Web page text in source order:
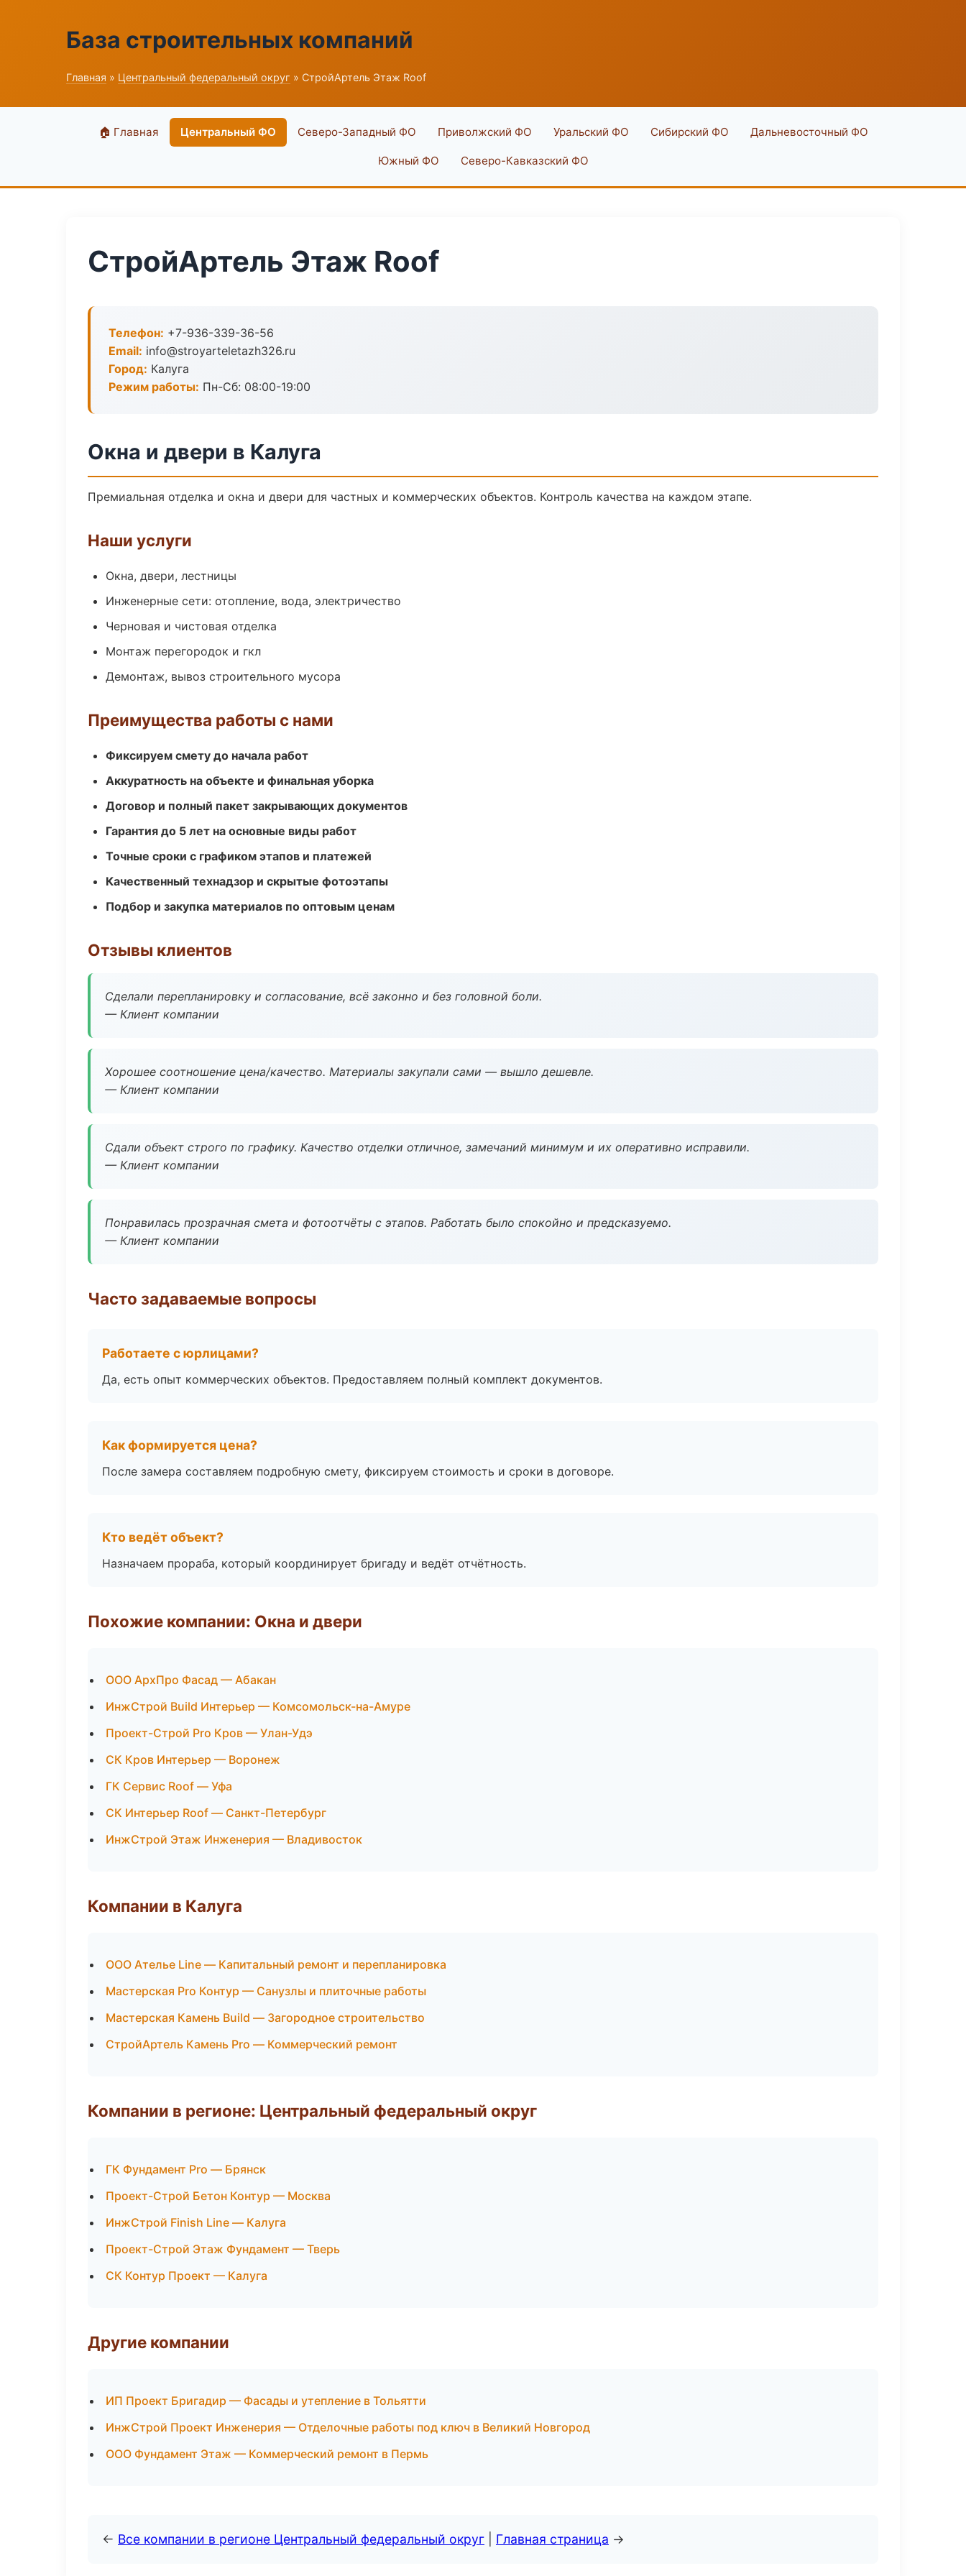
База строительных компаний
Главная » Центральный федеральный округ » СтройАртель Этаж Roof
🏠 Главная Центральный ФО Северо-Западный ФО Приволжский ФО Уральский ФО Сибирский ФО Дальневосточный ФО
Южный ФО Северо-Кавказский ФО
СтройАртель Этаж Roof
Телефон: +7-936-339-36-56
Email: info@stroyarteletazh326.ru
Город: Калуга
Режим работы: Пн-Сб: 08:00-19:00
Окна и двери в Калуга
Премиальная отделка и окна и двери для частных и коммерческих объектов. Контроль качества на каждом этапе.
Наши услуги
Окна, двери, лестницы
Инженерные сети: отопление, вода, электричество
Черновая и чистовая отделка
Монтаж перегородок и гкл
Демонтаж, вывоз строительного мусора
Преимущества работы с нами
Фиксируем смету до начала работ
Аккуратность на объекте и финальная уборка
Договор и полный пакет закрывающих документов
Гарантия до 5 лет на основные виды работ
Точные сроки с графиком этапов и платежей
Качественный технадзор и скрытые фотоэтапы
Подбор и закупка материалов по оптовым ценам
Отзывы клиентов
Сделали перепланировку и согласование, всё законно и без головной боли.
— Клиент компании
Хорошее соотношение цена/качество. Материалы закупали сами — вышло дешевле.
— Клиент компании
Сдали объект строго по графику. Качество отделки отличное, замечаний минимум и их оперативно исправили.
— Клиент компании
Понравилась прозрачная смета и фотоотчёты с этапов. Работать было спокойно и предсказуемо.
— Клиент компании
Часто задаваемые вопросы
Работаете с юрлицами?
Да, есть опыт коммерческих объектов. Предоставляем полный комплект документов.
Как формируется цена?
После замера составляем подробную смету, фиксируем стоимость и сроки в договоре.
Кто ведёт объект?
Назначаем прораба, который координирует бригаду и ведёт отчётность.
Похожие компании: Окна и двери
ООО АрхПро Фасад — Абакан
ИнжСтрой Build Интерьер — Комсомольск-на-Амуре
Проект-Строй Pro Кров — Улан-Удэ
СК Кров Интерьер — Воронеж
ГК Сервис Roof — Уфа
СК Интерьер Roof — Санкт-Петербург
ИнжСтрой Этаж Инженерия — Владивосток
Компании в Калуга
ООО Ателье Line — Капитальный ремонт и перепланировка
Мастерская Pro Контур — Санузлы и плиточные работы
Мастерская Камень Build — Загородное строительство
СтройАртель Камень Pro — Коммерческий ремонт
Компании в регионе: Центральный федеральный округ
ГК Фундамент Pro — Брянск
Проект-Строй Бетон Контур — Москва
ИнжСтрой Finish Line — Калуга
Проект-Строй Этаж Фундамент — Тверь
СК Контур Проект — Калуга
Другие компании
ИП Проект Бригадир — Фасады и утепление в Тольятти
ИнжСтрой Проект Инженерия — Отделочные работы под ключ в Великий Новгород
ООО Фундамент Этаж — Коммерческий ремонт в Пермь
← Все компании в регионе Центральный федеральный округ Главная страница →